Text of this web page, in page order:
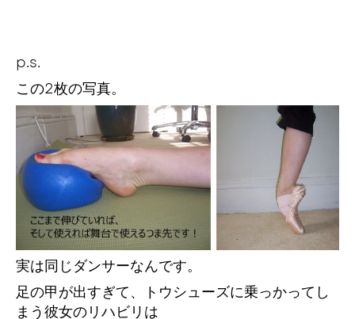
p.s.
この2枚の写真。
実は同じダンサーなんです。
足の甲が出すぎて、トウシューズに乗っかってし
まう彼女のリハビリは